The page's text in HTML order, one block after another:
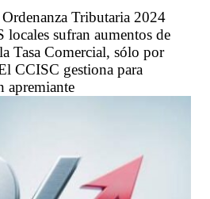
Tributaria 2024
sufran aumentos de
Tasa Comercial, sólo por
CCISC gestiona para
apremiante